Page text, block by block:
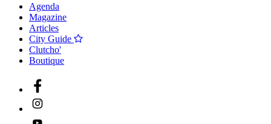
Agenda
Magazine
Articles
City Guide
Clutcho'
Boutique